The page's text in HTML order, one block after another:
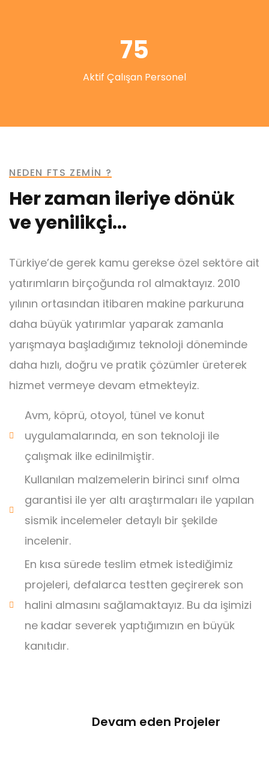
75
Aktif Çalışan Personel
NEDEN FTS ZEMİN ?
Her zaman ileriye dönük
ve yenilikçi...
Türkiye’de gerek kamu gerekse özel sektöre ait
yatırımların birçoğunda rol almaktayız. 2010
yılının ortasından itibaren makine parkuruna
daha büyük yatırımlar yaparak zamanla
yarışmaya başladığımız teknoloji döneminde
daha hızlı, doğru ve pratik çözümler üreterek
hizmet vermeye devam etmekteyiz.
Avm, köprü, otoyol, tünel ve konut
uygulamalarında, en son teknoloji ile
çalışmak ilke edinilmiştir.
Kullanılan malzemelerin birinci sınıf olma
garantisi ile yer altı araştırmaları ile yapılan
sismik incelemeler detaylı bir şekilde
incelenir.
En kısa sürede teslim etmek istediğimiz
projeleri, defalarca testten geçirerek son
halini almasını sağlamaktayız. Bu da işimizi
ne kadar severek yaptığımızın en büyük
kanıtıdır.
Devam eden Projeler